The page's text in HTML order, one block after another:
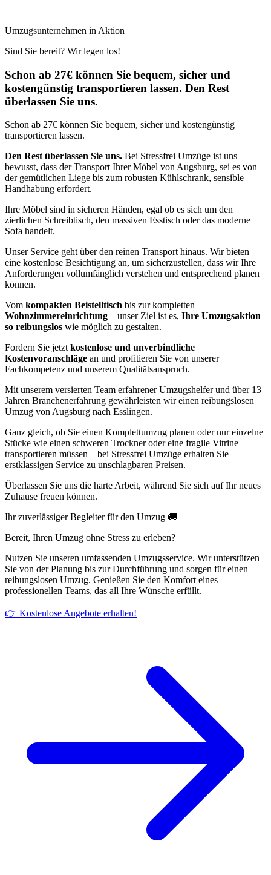
Umzugsunternehmen in Aktion
Sind Sie bereit? Wir legen los!
Schon ab 27€ können Sie bequem, sicher und
kostengünstig transportieren lassen. Den Rest
überlassen Sie uns.
Schon ab 27€ können Sie bequem, sicher und kostengünstig
transportieren lassen.
Den Rest überlassen Sie uns. Bei Stressfrei Umzüge ist uns
bewusst, dass der Transport Ihrer Möbel von Augsburg, sei es von
der gemütlichen Liege bis zum robusten Kühlschrank, sensible
Handhabung erfordert.
Ihre Möbel sind in sicheren Händen, egal ob es sich um den
zierlichen Schreibtisch, den massiven Esstisch oder das moderne
Sofa handelt.
Unser Service geht über den reinen Transport hinaus. Wir bieten
eine kostenlose Besichtigung an, um sicherzustellen, dass wir Ihre
Anforderungen vollumfänglich verstehen und entsprechend planen
können.
Vom kompakten Beistelltisch bis zur kompletten
Wohnzimmereinrichtung – unser Ziel ist es, Ihre Umzugsaktion
so reibungslos wie möglich zu gestalten.
Fordern Sie jetzt kostenlose und unverbindliche
Kostenvoranschläge an und profitieren Sie von unserer
Fachkompetenz und unserem Qualitätsanspruch.
Mit unserem versierten Team erfahrener Umzugshelfer und über 13
Jahren Branchenerfahrung gewährleisten wir einen reibungslosen
Umzug von Augsburg nach Esslingen.
Ganz gleich, ob Sie einen Komplettumzug planen oder nur einzelne
Stücke wie einen schweren Trockner oder eine fragile Vitrine
transportieren müssen – bei Stressfrei Umzüge erhalten Sie
erstklassigen Service zu unschlagbaren Preisen.
Überlassen Sie uns die harte Arbeit, während Sie sich auf Ihr neues
Zuhause freuen können.
Ihr zuverlässiger Begleiter für den Umzug 🚚
Bereit, Ihren Umzug ohne Stress zu erleben?
Nutzen Sie unseren umfassenden Umzugsservice. Wir unterstützen
Sie von der Planung bis zur Durchführung und sorgen für einen
reibungslosen Umzug. Genießen Sie den Komfort eines
professionellen Teams, das all Ihre Wünsche erfüllt.
👉 Kostenlose Angebote erhalten!